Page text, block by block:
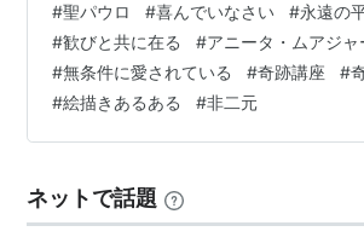
もない。 なんていうか、歯が痛い～っ、
び、 貯金が１０００円しかない、と言っ
上司に怒られたあ～っ、と言っては小躍
母から年玉をもらった話を書いたが、 還
お年玉をもらうなんて、ではなく、 お
#聖パウロ #喜んでいなさい #永遠の
#歓びと共に在る #アニータ・ムアジャ
#無条件に愛されている #奇跡講座 #
#絵描きあるある #非二元
ネットで話題